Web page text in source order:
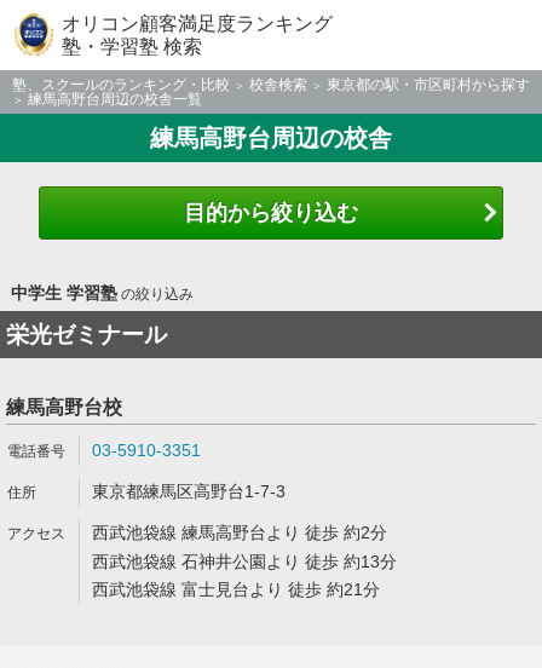
オリコン顧客満足度ランキング
塾・学習塾 検索
塾、スクールのランキング・比較 校舎検索
東京都の駅・市区町村から探す
練馬高野台周辺の校舎一覧
練馬高野台周辺の校舎
目的から絞り込む
中学生 学習塾の絞り込み
栄光ゼミナール
練馬高野台校
03-5910-3351
東京都練馬区高野台1-7-3
西武池袋線 練馬高野台より 徒歩 約2分
西武池袋線 石神井公園より 徒歩 約13分
西武池袋線 富士見台より 徒歩 約21分